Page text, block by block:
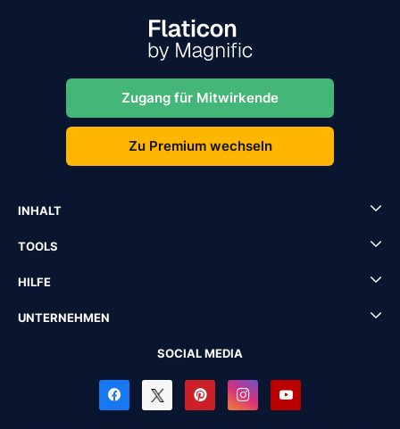
Zugang für Mitwirkende
Zu Premium wechseln
INHALT
TOOLS
HILFE
UNTERNEHMEN
SOCIAL MEDIA